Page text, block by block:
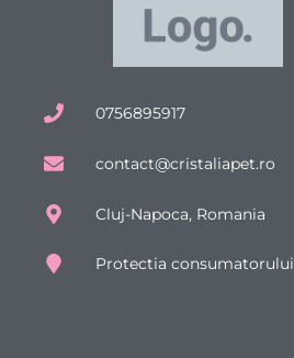
0756895917
contact@cristaliapet.ro
Cluj-Napoca, Romania
Protectia consumatorului